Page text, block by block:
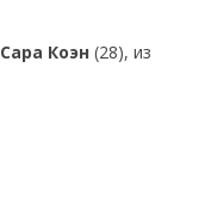
Сара Коэн(28), из